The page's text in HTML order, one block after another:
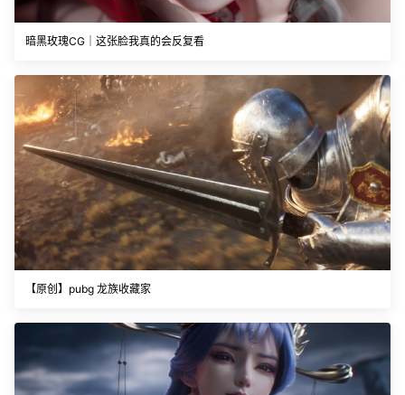
暗黑玫瑰CG｜这张脸我真的会反复看
【原创】pubg 龙族收藏家